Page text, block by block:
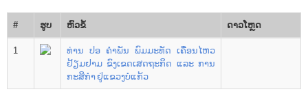
# ຮູບ ​ຫົວ​ຂໍ້ ດາວ​ໂຫຼດ
1
ທ່ານ ປອ ຄໍາພັນ ພົມມະທັດ ເຄື່ອນໄຫວ
ຢ້ຽມຢາມ ຂົງເຂດເສດຖະກິດ ແລະ ການ
ກະສິກໍາ ຢູ່ແຂວງບໍ່ແກ້ວ